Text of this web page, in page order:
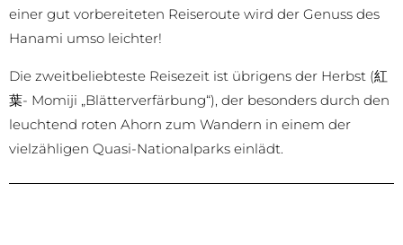
einer gut vorbereiteten Reiseroute wird der Genuss des
Hanami umso leichter!
Die zweitbeliebteste Reisezeit ist übrigens der Herbst (紅
葉- Momiji „Blätterverfärbung“), der besonders durch den
leuchtend roten Ahorn zum Wandern in einem der
vielzähligen Quasi-Nationalparks einlädt.